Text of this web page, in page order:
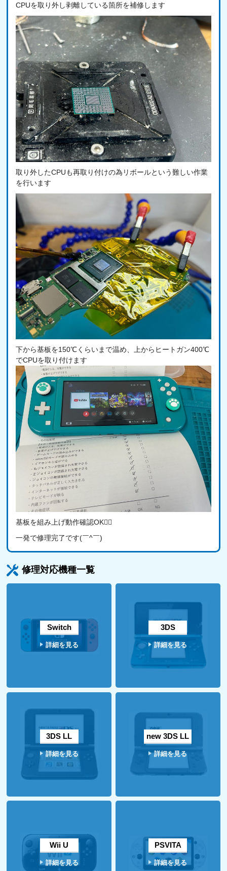
CPUを取り外し剥離している箇所を補修します
取り外したCPUも再取り付けの為リボールという難しい作業
を行います
下から基板を150℃くらいまで温め、上からヒートガン400℃
でCPUを取り付けます
基板を組み上げ動作確認OK🙆‍♂️
一発で修理完了です(￣^￣)ゞ
修理対応機種一覧
Switch
詳細を見る
3DS
詳細を見る
3DS LL
詳細を見る
new 3DS LL
詳細を見る
Wii U
詳細を見る
PSVITA
詳細を見る